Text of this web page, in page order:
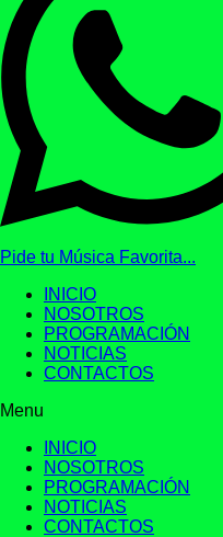
Pide tu Música Favorita...
INICIO
NOSOTROS
PROGRAMACIÓN
NOTICIAS
CONTACTOS
Menu
INICIO
NOSOTROS
PROGRAMACIÓN
NOTICIAS
CONTACTOS